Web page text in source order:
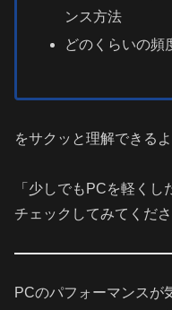
ンス方法
どのくらいの頻
をサクッと理解できる
「少しでもPCを軽く
チェックしてみてくださ
PCのパフォーマンスが